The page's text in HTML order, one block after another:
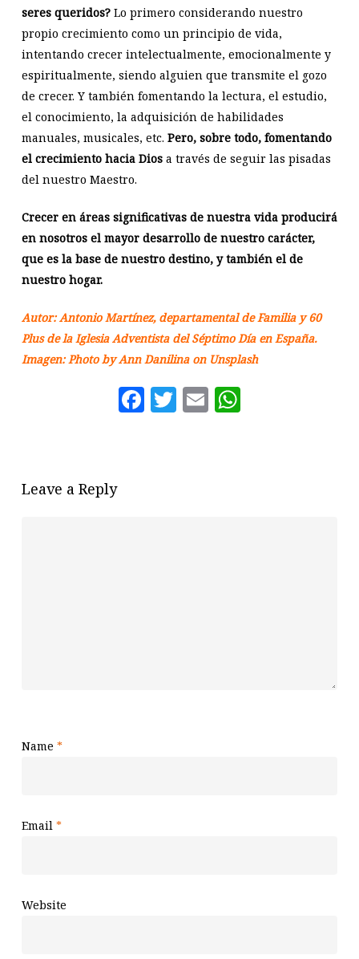
seres queridos? Lo primero considerando nuestro
propio crecimiento como un principio de vida,
intentando crecer intelectualmente, emocionalmente y
espiritualmente, siendo alguien que transmite el gozo
de crecer. Y también fomentando la lectura, el estudio,
el conocimiento, la adquisición de habilidades
manuales, musicales, etc. Pero, sobre todo, fomentando
el crecimiento hacia Diosa través de seguir las pisadas
del nuestro Maestro.
Crecer en áreas significativas de nuestra vida producirá
en nosotros el mayor desarrollo de nuestro carácter,
que es la base de nuestro destino, y también el de
nuestro hogar.
Autor: Antonio Martínez, departamental de Familia y 60
Plus de la Iglesia Adventista del Séptimo Día en España.
Imagen: Photo byAnn Danilinaon Unsplash
Facebook
Twitter
Email
Leave a Reply
Name *
Email *
Website